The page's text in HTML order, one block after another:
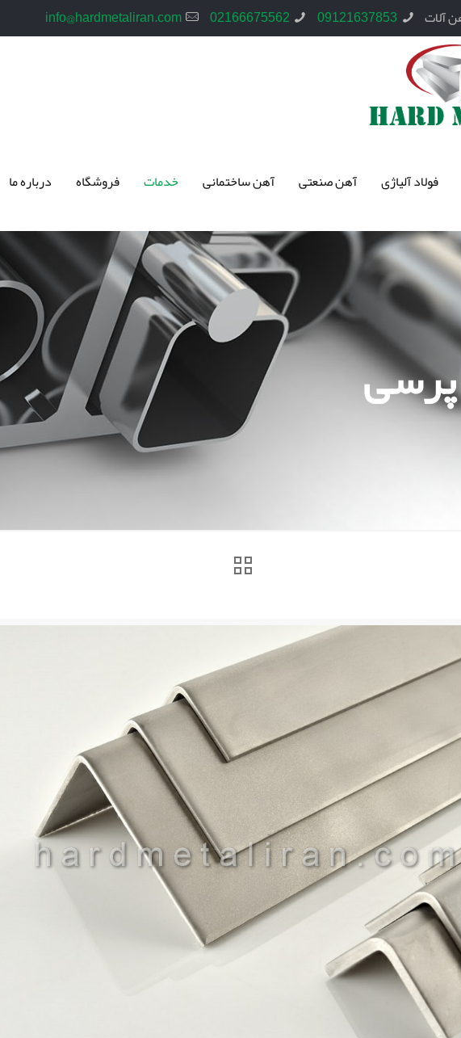
آلات 09121637853
02166675562
info@hardmetaliran.com
فولاد آلیاژی آهن صنعتی آهن ساختمانی خدمات فروشگاه درباره ما